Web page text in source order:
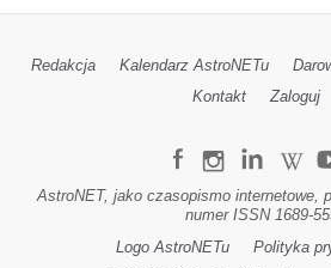
Redakcja Kalendarz AstroNETu
Kontakt
Zaloguj
AstroNET, jako czasopismo internetowe,
numer ISSN 1689-
Logo AstroNETu
Polityka